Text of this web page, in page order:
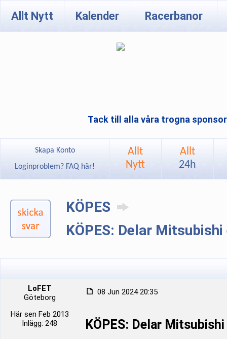
Allt Nytt Kalender Racerbanor
Tack till alla våra trogna
Skapa Konto
Loginproblem? FAQ här!
Allt
Nytt
Allt
24h
KÖPES
KÖPES: Delar Mitsubishi
LoFET
Göteborg
Här sen Feb 2013
Inlägg: 248
08 Jun 2024 20:35
KÖPES: Delar